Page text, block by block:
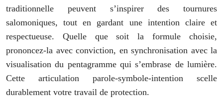
traditionnelle peuvent s’inspirer des tournures
salomoniques, tout en gardant une intention claire et
respectueuse. Quelle que soit la formule choisie,
prononcez-la avec conviction, en synchronisation avec la
visualisation du pentagramme qui s’embrase de lumière.
Cette articulation parole-symbole-intention scelle
durablement votre travail de protection.